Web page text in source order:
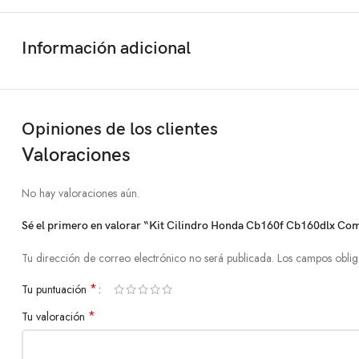
Información adicional
Opiniones de los clientes
Valoraciones
No hay valoraciones aún.
Sé el primero en valorar “Kit Cilindro Honda Cb160f Cb160dlx
Tu dirección de correo electrónico no será publicada. Los campos
Tu puntuación *
Tu valoración *